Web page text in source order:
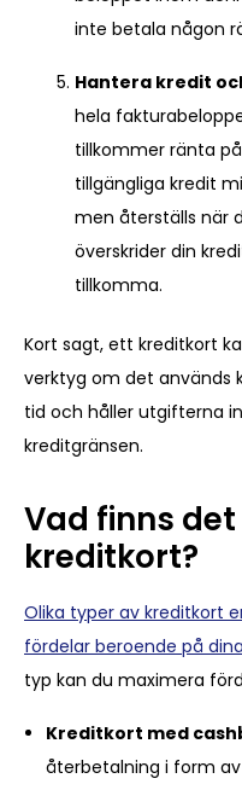
inte betala någon
Hantera kredit
hela
tillkommer ränta
tillgängliga kredit
men återställs när
överskrider din
tillkomma.
Kort sagt, ett kreditkort
verktyg om det används
tid och håller utgifterna
kreditgränsen.
Vad finns
kreditkort?
Olika typer av kreditkort
fördelar beroende på
typ kan du maximera
Kreditkort med
återbetalning i form